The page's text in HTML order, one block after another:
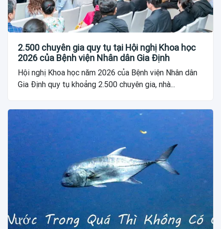
2.500 chuyên gia quy tụ tại Hội nghị Khoa học
2026 của Bệnh viện Nhân dân Gia Định
Hội nghị Khoa học năm 2026 của Bệnh viện Nhân dân
Gia Định quy tụ khoảng 2.500 chuyên gia, nhà...